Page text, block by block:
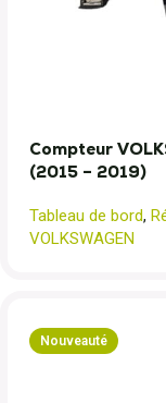
Compteur
(2015 – 2019)
Tableau de bord,
VOLKSWAGEN
Nouveauté